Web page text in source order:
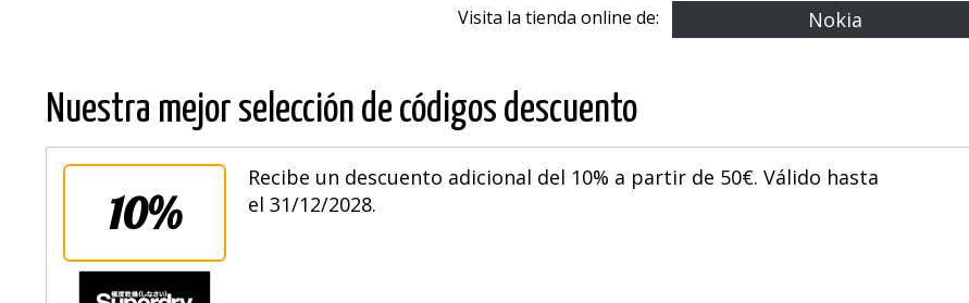
Visita la tienda online de: Nokia
Nuestra mejor selección de códigos descuento
10%
Recibe un descuento adicional del 10% a partir de 50€. Válido hasta
el 31/12/2028.